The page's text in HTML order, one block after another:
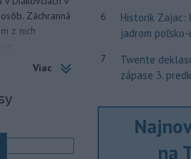
Záchranná
z nich
vo
do
kde by
navrhol
Viac
6
Historik Zajac:
jadrom
7
Twente
zápase 3.
na